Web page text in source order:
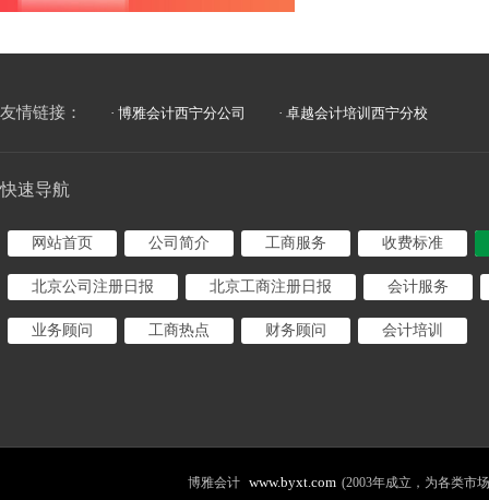
友情链接： · 博雅会计西宁分公司 · 卓越会计培训西宁分校
快速导航
网站首页 公司简介 工商服务 收费标准
北京公司注册日报 北京工商注册日报 会计服务
业务顾问 工商热点 财务顾问 会计培训
博雅会计 www.byxt.com (2003年成立，为各类市